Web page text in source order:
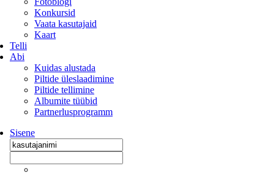
Konkursid
Vaata kasutajaid
Kaart
Telli
Abi
Kuidas alustada
Piltide üleslaadimine
Piltide tellimine
Albumite tüübid
Partnerlusprogramm
Sisene